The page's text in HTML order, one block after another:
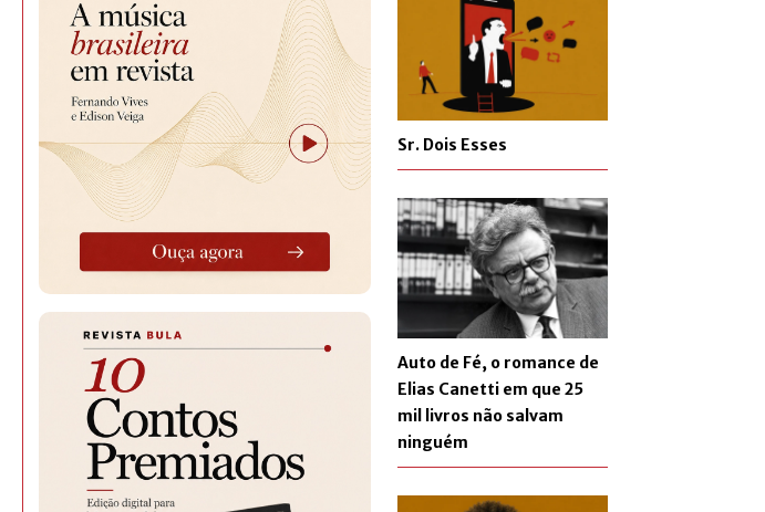
Sr. Dois Esses
Auto de Fé, o romance de
Elias Canetti em que 25
mil livros não salvam
ninguém